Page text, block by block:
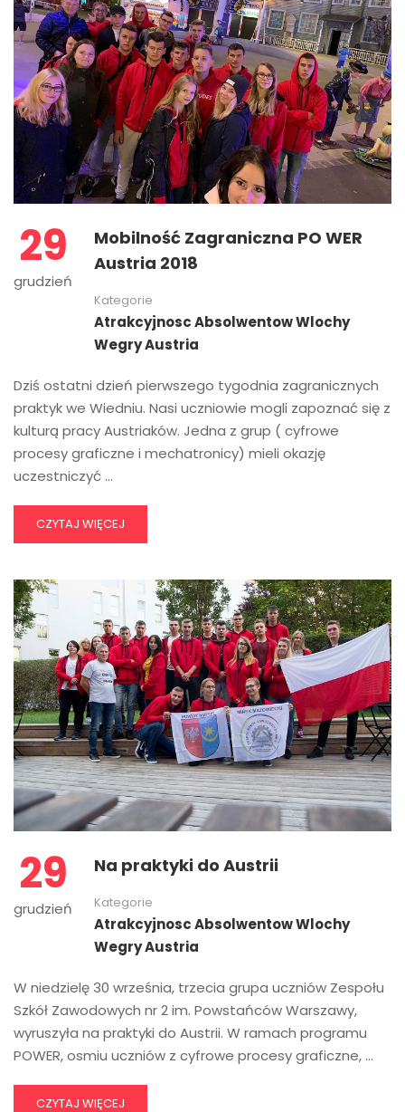
29
grudzień
Mobilność Zagraniczna PO WER
Austria 2018
Kategorie
Atrakcyjnosc Absolwentow Wlochy
Wegry Austria
Dziś ostatni dzień pierwszego tygodnia zagranicznych
praktyk we Wiedniu. Nasi uczniowie mogli zapoznać się z
kulturą pracy Austriaków. Jedna z grup ( cyfrowe
procesy graficzne i mechatronicy) mieli okazję
uczestniczyć …
CZYTAJ WIĘCEJ
29
grudzień
Na praktyki do Austrii
Kategorie
Atrakcyjnosc Absolwentow Wlochy
Wegry Austria
W niedzielę 30 września, trzecia grupa uczniów Zespołu
Szkół Zawodowych nr 2 im. Powstańców Warszawy,
wyruszyła na praktyki do Austrii. W ramach programu
POWER, osmiu uczniów z cyfrowe procesy graficzne, …
CZYTAJ WIĘCEJ